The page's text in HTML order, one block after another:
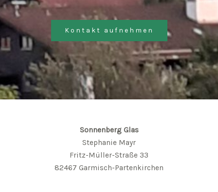
Kontakt aufnehmen
Sonnenberg Glas
Stephanie Mayr
Fritz-Müller-Straße 33
82467 Garmisch-Partenkirchen